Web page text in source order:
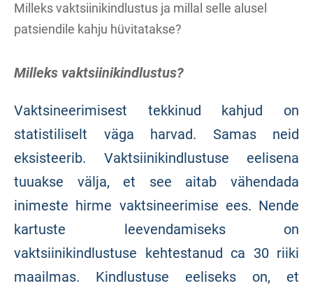
Milleks vaktsiinikindlustus ja millal selle alusel
patsiendile kahju hüvitatakse?
Milleks vaktsiinikindlustus?
Vaktsineerimisest tekkinud kahjud on
statistiliselt väga harvad. Samas neid
eksisteerib. Vaktsiinikindlustuse eelisena
tuuakse välja, et see aitab vähendada
inimeste hirme vaktsineerimise ees. Nende
kartuste leevendamiseks on
vaktsiinikindlustuse kehtestanud ca 30 riiki
maailmas. Kindlustuse eeliseks on, et